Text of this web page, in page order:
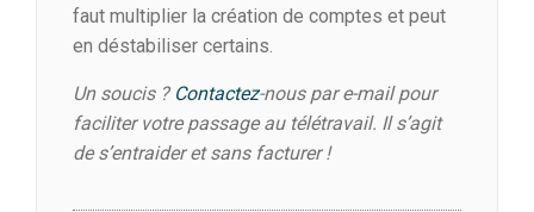
faut multiplier la création de comptes et peut
en déstabiliser certains.
Un soucis ? Contactez-nous par e-mail pour
faciliter votre passage au télétravail. Il s’agit
de s’entraider et sans facturer !